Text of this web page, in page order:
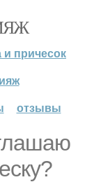
причесок
отзывы